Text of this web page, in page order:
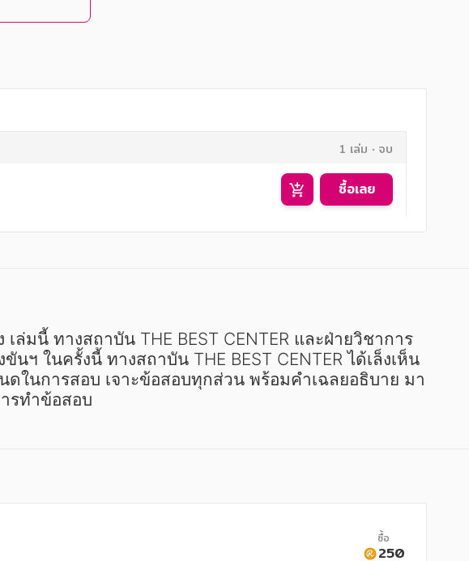
1 เล่ม จบ
ซื้อเลย
มนี้ ทางสถาบัน THE BEST CENTER และฝ่ายวิชาการ
ฯ ในครั้งนี้ ทางสถาบัน THE BEST CENTER ได้เล็งเห็น
นการสอบ เจาะข้อสอบทุกส่วน พร้อมคำเฉลยอธิบาย มา
รทำข้อสอบ
ซื้อ
250